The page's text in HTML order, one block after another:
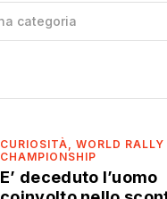
CURIOSITÀ,WORLD RALLY
CHAMPIONSHIP
E’ deceduto l’uomo